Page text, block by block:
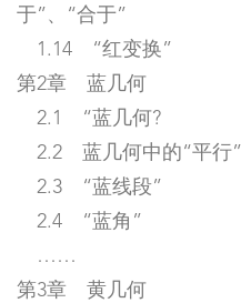
于”、“合于”
1.14 “红变换”
第2章 蓝几何
2.1 “蓝几何?
2.2 蓝几何中的“平行”
2.3 “蓝线段”
2.4 “蓝角”
……
第3章 黄几何